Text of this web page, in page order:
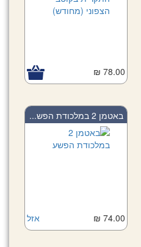
78.00 ₪
באטמן 2 במלכודת הפש...
אזל 74.00 ₪